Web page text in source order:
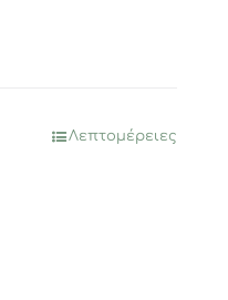
Λεπτομέρειες